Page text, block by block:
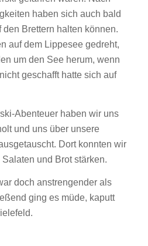
haben sich auch bald
Brettern halten können.
auf dem Lippesee gedreht,
um den See herum, wenn
geschafft hatte sich auf
Abenteuer haben wir uns
und uns über unsere
Dort konnten wir
und Brot stärken.
doch anstrengender als
ging es müde, kaputt